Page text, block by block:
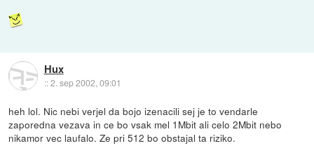
Hux
::2. sep 2002, 09:01
heh lol. Nic nebi verjel da bojo izenacili sej je to vendarle
zaporedna vezava in ce bo vsak mel 1Mbit ali celo 2Mbit nebo
nikamor vec laufalo. Ze pri 512 bo obstajal ta riziko.